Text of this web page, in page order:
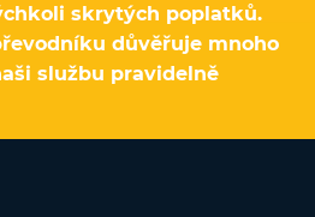
skrytých poplatků.
důvěřuje mnoho
službu pravidelně